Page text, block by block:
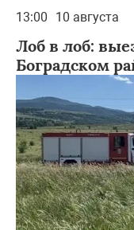
13:00 10 августа
Лоб в лоб:
Боградском